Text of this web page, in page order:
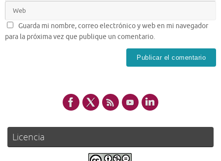
Guarda mi nombre, correo electrónico y web en mi navegador
para la próxima vez que publique un comentario.
Licencia